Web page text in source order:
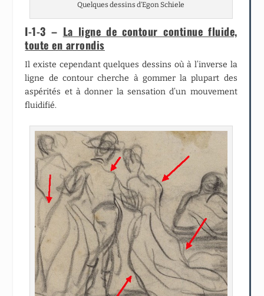
Quelques dessins d’Egon Schiele
I-1-3 – La ligne de contour continue fluide,
toute en arrondis
Il existe cependant quelques dessins où à l’inverse la
ligne de contour cherche à gommer la plupart des
aspérités et à donner la sensation d’un mouvement
fluidifié.